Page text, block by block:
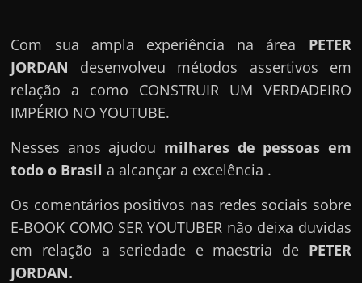
Com sua ampla experiência na área PETER
JORDAN
desenvolveu métodos assertivos em
relação a como CONSTRUIR UM VERDADEIRO
IMPÉRIO NO YOUTUBE.
Nesses anos ajudou milhares de pessoas em
todo o Brasil a alcançar a excelência .
Os comentários positivos nas redes sociais sobre
E-BOOK COMO SER YOUTUBER não deixa duvidas
em relação a seriedade e maestria de PETER
JORDAN.